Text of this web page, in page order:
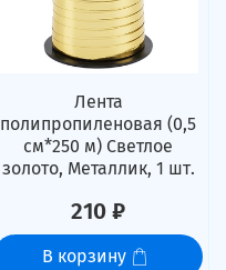
Лента
полипропиленовая (0,5
см*250 м) Светлое
золото, Металлик, 1 шт.
210 ₽
В корзину